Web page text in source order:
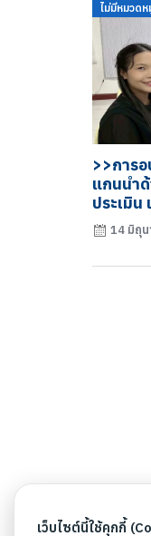
ไม่มีหมวดห
>>การ
แกนนำ
ประเมิ
14 มิถุ
เว็บไซต์นี้ใช้คุกกี้